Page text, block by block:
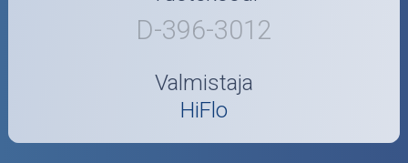
D-396-3012
Valmistaja
HiFlo